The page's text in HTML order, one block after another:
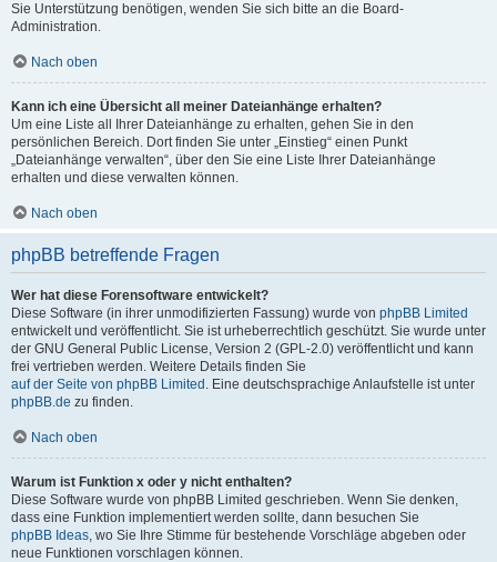
Sie Unterstützung benötigen, wenden Sie sich bitte an die Board-
Administration.
Nach oben
Kann ich eine Übersicht all meiner Dateianhänge erhalten?
Um eine Liste all Ihrer Dateianhänge zu erhalten, gehen Sie in den
persönlichen Bereich. Dort finden Sie unter „Einstieg“ einen Punkt
„Dateianhänge verwalten“, über den Sie eine Liste Ihrer Dateianhänge
erhalten und diese verwalten können.
Nach oben
phpBB betreffende Fragen
Wer hat diese Forensoftware entwickelt?
Diese Software (in ihrer unmodifizierten Fassung) wurde von phpBB Limited
entwickelt und veröffentlicht. Sie ist urheberrechtlich geschützt. Sie wurde unter
der GNU General Public License, Version 2 (GPL-2.0) veröffentlicht und kann
frei vertrieben werden. Weitere Details finden Sie
auf der Seite von phpBB Limited . Eine deutschsprachige Anlaufstelle ist unter
phpBB.de zu finden.
Nach oben
Warum ist Funktion x oder y nicht enthalten?
Diese Software wurde von phpBB Limited geschrieben. Wenn Sie denken,
dass eine Funktion implementiert werden sollte, dann besuchen Sie
phpBB Ideas, wo Sie Ihre Stimme für bestehende Vorschläge abgeben oder
neue Funktionen vorschlagen können.